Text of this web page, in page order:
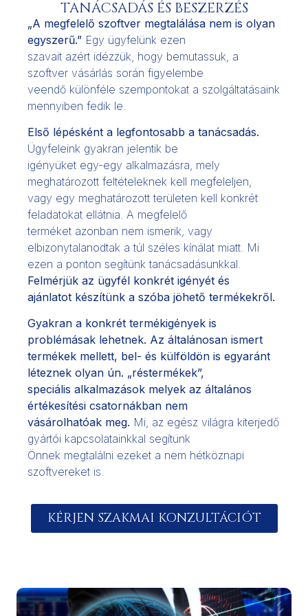
TANÁCSADÁS ÉS BESZERZÉS
„A megfelelő szoftver megtalálása nem is olyan
egyszerű.” Egy ügyfelünk ezen
szavait azért idézzük, hogy bemutassuk, a
szoftver vásárlás során figyelembe
veendő különféle szempontokat a szolgáltatásaink
mennyiben fedik le.
Első lépésként a legfontosabb a tanácsadás.
Ügyfeleink gyakran jelentik be
igényüket egy-egy alkalmazásra, mely
meghatározott feltételeknek kell megfeleljen,
vagy egy meghatározott területen kell konkrét
feladatokat ellátnia. A megfelelő
terméket azonban nem ismerik, vagy
elbizonytalanodtak a túl széles kínálat miatt. Mi
ezen a ponton segítünk tanácsadásunkkal.
Felmérjük az ügyfél konkrét igényét és
ajánlatot készítünk a szóba jöhető termékekről.
Gyakran a konkrét termékigények is
problémásak lehetnek. Az általánosan ismert
termékek mellett, bel- és külföldön is egyaránt
léteznek olyan ún. „réstermékek”,
speciális alkalmazások melyek az általános
értékesítési csatornákban nem
vásárolhatóak meg. Mi, az egész világra kiterjedő
gyártói kapcsolatainkkal segítünk
Önnek megtalálni ezeket a nem hétköznapi
szoftvereket is.
KÉRJEN SZAKMAI KONZULTÁCIÓT